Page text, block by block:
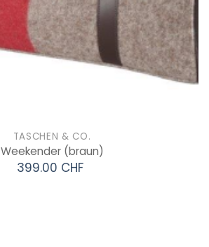
TASCHEN & CO.
Weekender (braun)
399.00 CHF